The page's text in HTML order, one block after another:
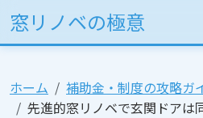
窓リノベの極意
ホーム
補助金・制度の攻略ガ
先進的窓リノベで玄関ドアは